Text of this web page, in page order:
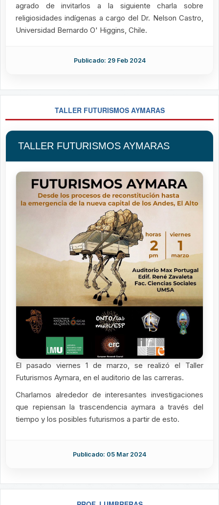
agrado de invitarlos a la siguiente charla sobre
religiosidades indígenas a cargo del Dr. Nelson Castro,
Universidad Bernardo O' Higgins, Chile.
Publicado: 29 Feb 2024
TALLER FUTURISMOS AYMARAS
TALLER FUTURISMOS AYMARAS
El pasado viernes 1 de marzo, se realizó el Taller
Futurismos Aymara, en el auditorio de las carreras.
Charlamos alrededor de interesantes investigaciones
que repiensan la trascendencia aymara a través del
tiempo y los posibles futurismos a partir de esto.
Publicado: 05 Mar 2024